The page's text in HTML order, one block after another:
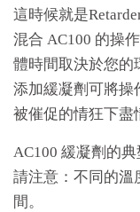
這時候就是
混合 AC100 的操
體時間取決於您的
添加緩凝劑可將操
被催促的情狂下盡
AC100 緩凝劑的典
請注意：不同的溫
間。